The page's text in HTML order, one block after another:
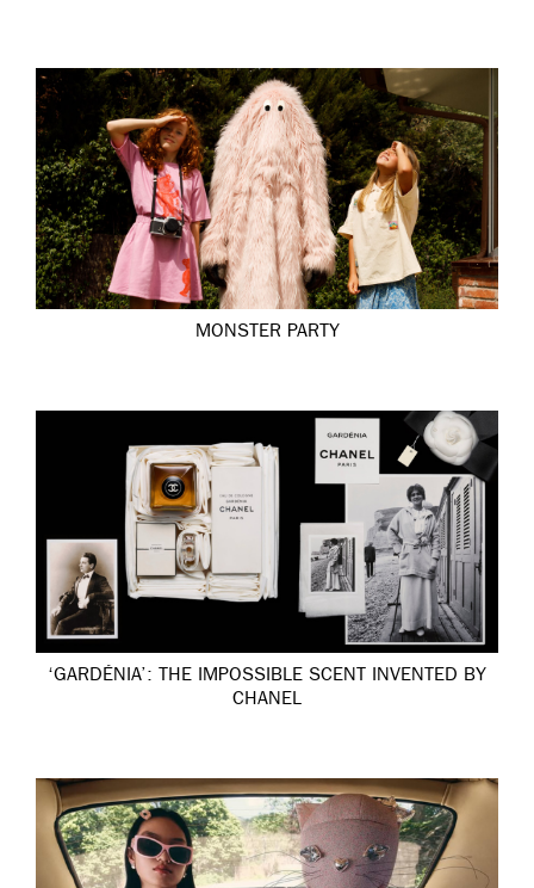
MONSTER PARTY
‘GARDÉNIA’: THE IMPOSSIBLE SCENT INVENTED BY
CHANEL